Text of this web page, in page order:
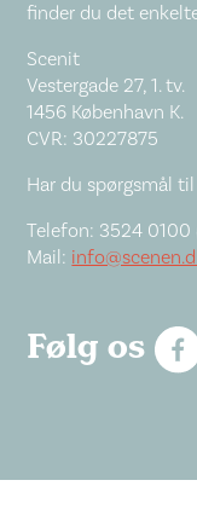
finder du det
Scenit
Vestergade 27, 1. tv.
1456 København K.
CVR: 30227875
Har du spørgsmål
Telefon: 3524 0100
Mail:
Følg os